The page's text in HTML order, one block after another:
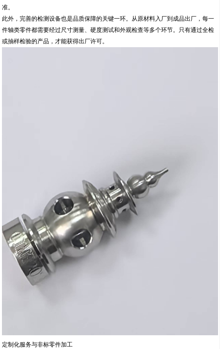
准。
此外，完善的检测设备也是品质保障的关键一环。从原材料入厂到成品出厂，每一
件轴类零件都需要经过尺寸测量、硬度测试和外观检查等多个环节。只有通过全检
或抽样检验的产品，才能获得出厂许可。
定制化服务与非标零件加工